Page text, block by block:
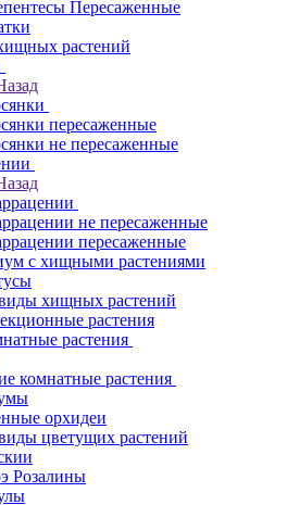
Пересаженные
растений
пересаженные
не пересаженные
не пересаженные
пересаженные
с хищными растениями
хищных растений
растения
растения
комнатные растения
орхидеи
цветущих растений
Розалины